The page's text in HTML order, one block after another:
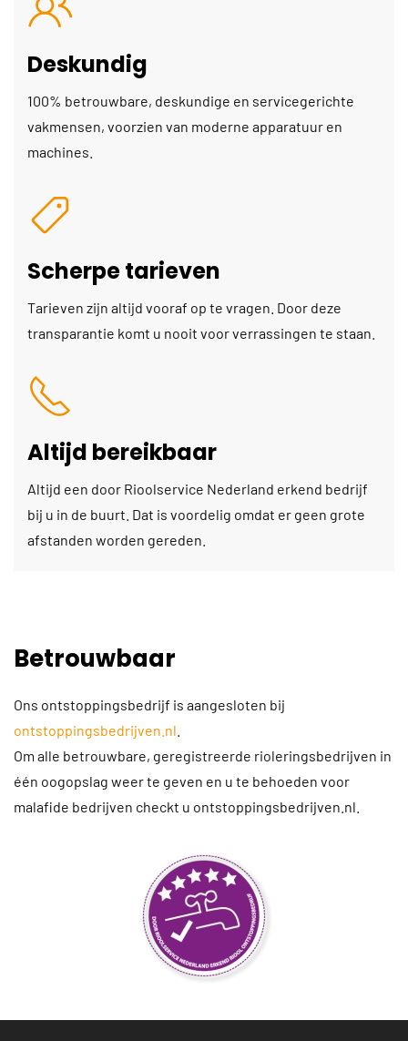
Deskundig
100% betrouwbare, deskundige en servicegerichte
vakmensen, voorzien van moderne apparatuur en
machines.
Scherpe tarieven
Tarieven zijn altijd vooraf op te vragen. Door deze
transparantie komt u nooit voor verrassingen te staan.
Altijd bereikbaar
Altijd een door Rioolservice Nederland erkend bedrijf
bij u in de buurt. Dat is voordelig omdat er geen grote
afstanden worden gereden.
Betrouwbaar
Ons ontstoppingsbedrijf is aangesloten bij
ontstoppingsbedrijven.nl
Om alle betrouwbare, geregistreerde rioleringsbedrijven in
één oogopslag weer te geven en u te behoeden voor
malafide bedrijven checkt u ontstoppingsbedrijven.nl.